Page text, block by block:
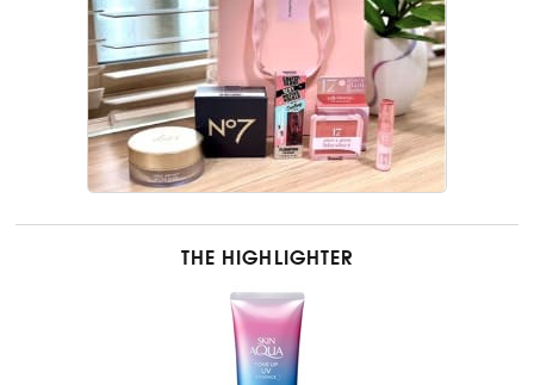
THE HIGHLIGHTER